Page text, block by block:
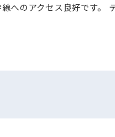
へのアクセス良好です。